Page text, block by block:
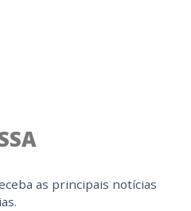
as principais notícias